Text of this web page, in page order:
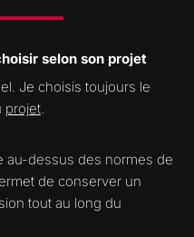
selon son projet
Je choisis toujours le
projet.
au-dessus des normes de
de conserver un
tout au long du